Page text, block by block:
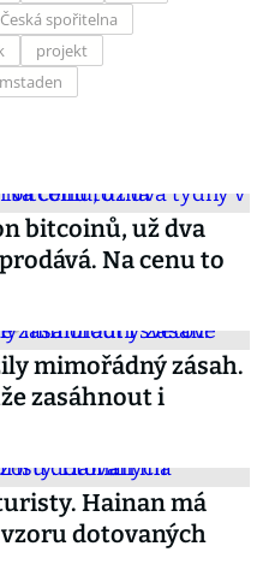
Česká spořitelna
projekt
bitcoinů, už dva
Na cenu to
mimořádný zásah.
zasáhnout i
Hainan má
dotovaných